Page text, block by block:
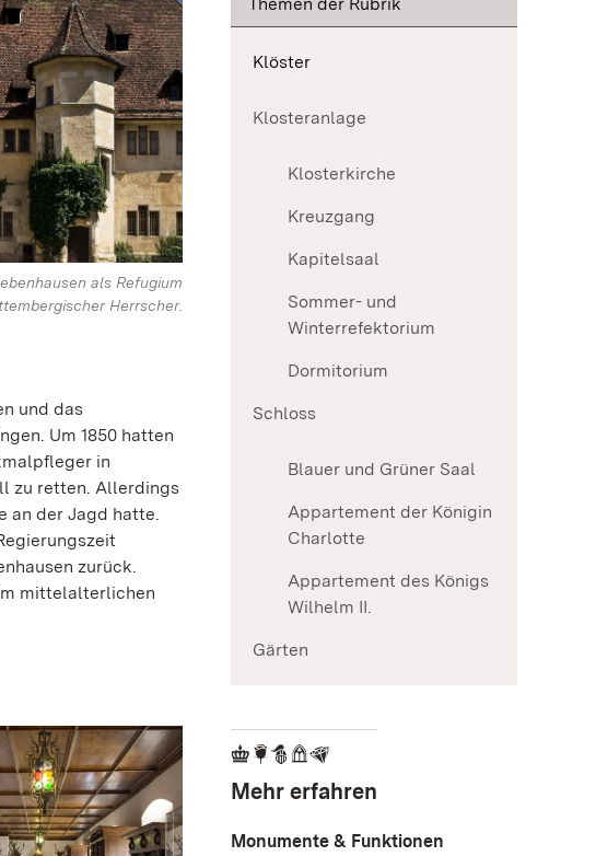
als Refugium
Herrscher.
und das
Um 1850 hatten
in
zu retten. Allerdings
an der Jagd hatte.
zurück.
mittelalterlichen
Klöster
Klosteranlage
Klosterkirche
Kreuzgang
Kapitelsaal
Sommer- und
Winterrefektorium
Dormitorium
Schloss
Blauer und Grüner Saal
Appartement der Königin
Charlotte
Appartement des Königs
Wilhelm II.
Gärten
Mehr erfahren
Monumente & Funktionen